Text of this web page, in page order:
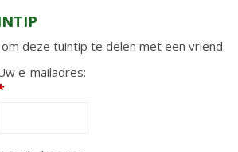
deze tuintip te delen met een vriend.
e-mailadres: